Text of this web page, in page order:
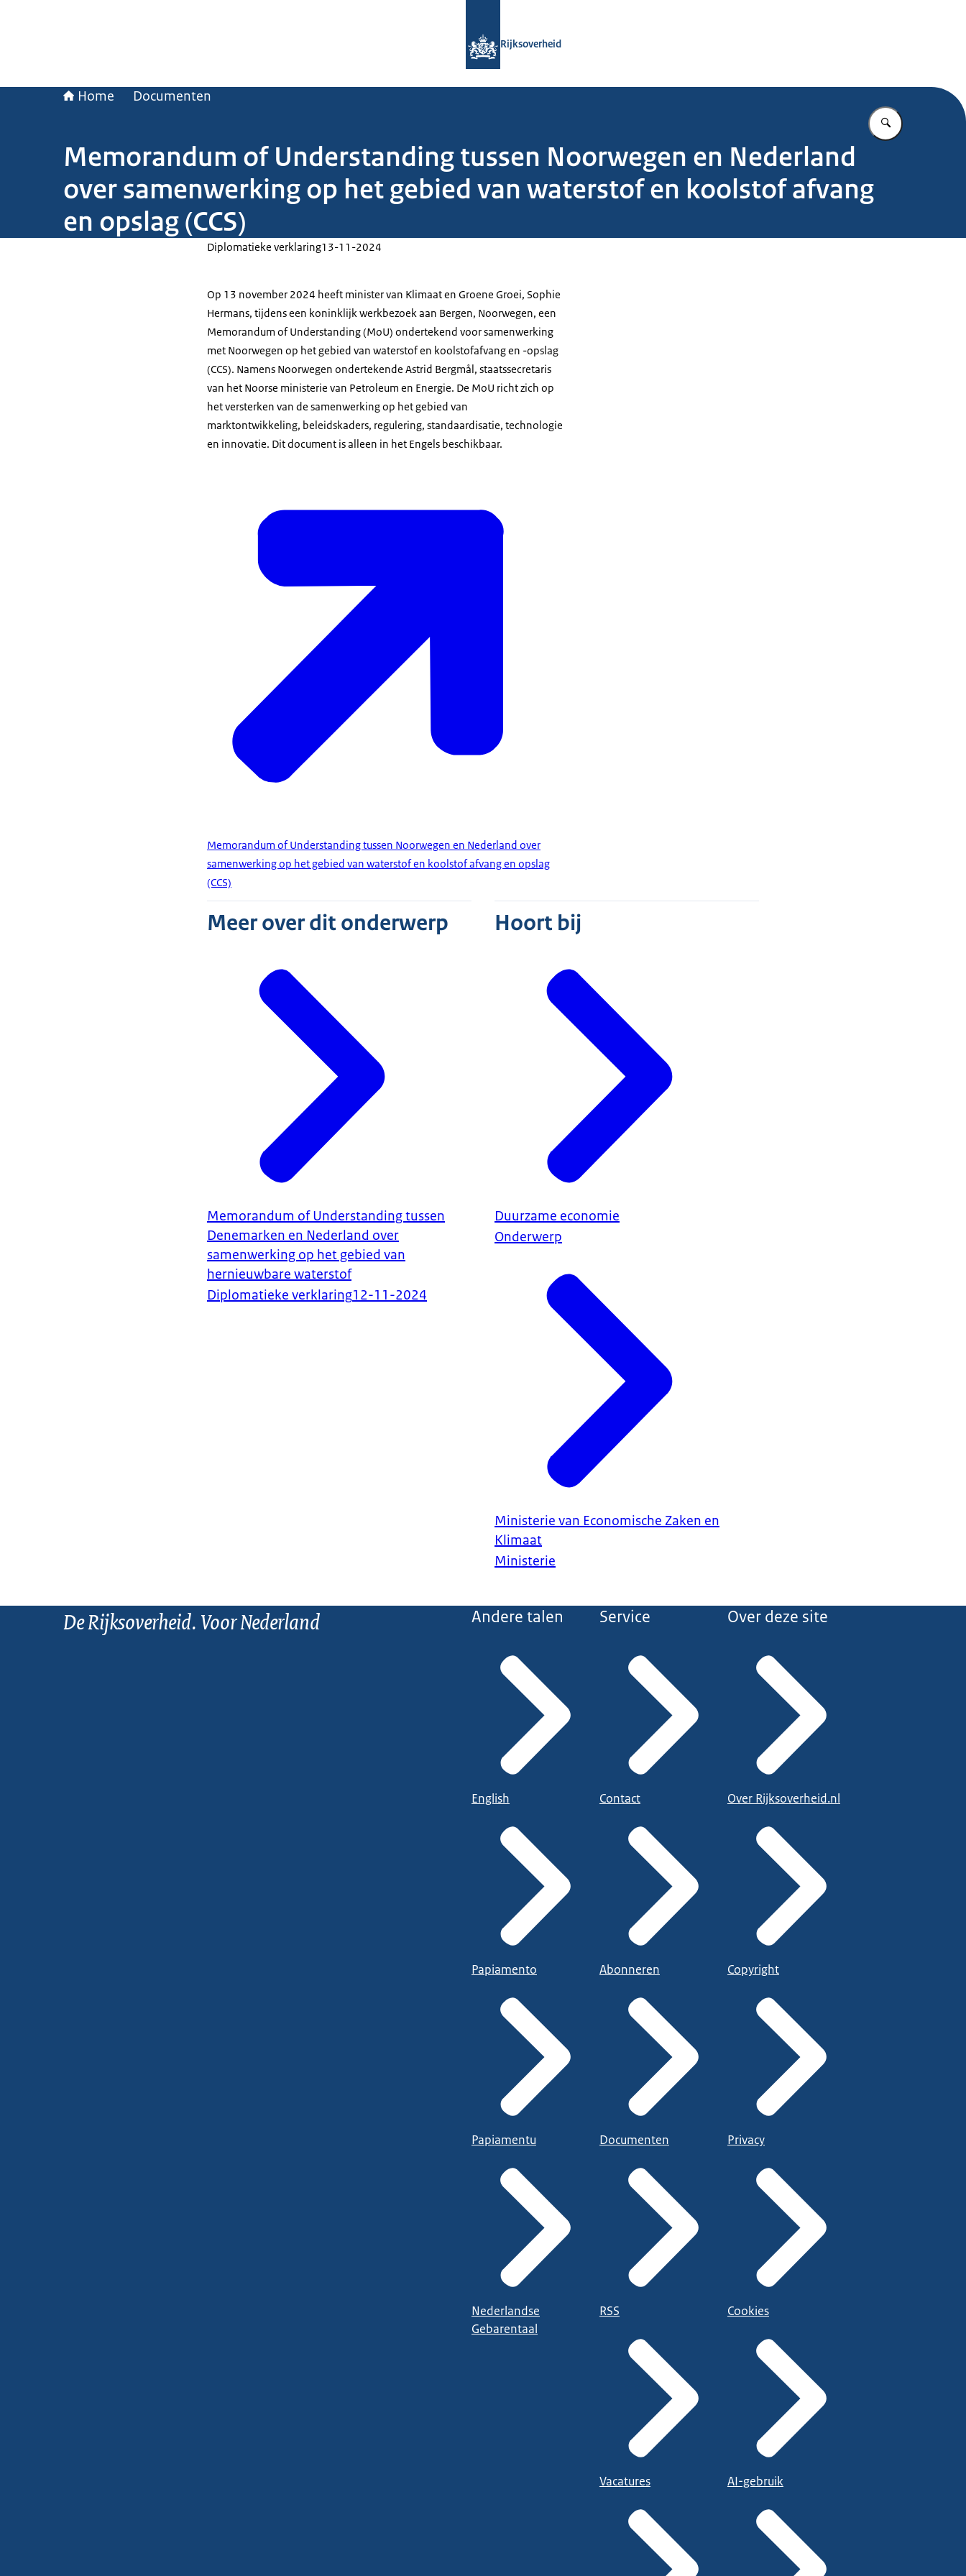
Rijksoverheid
Home Documenten
Vul in wat u
Memorandum of Understanding tussen Noorwegen en Nederland
over samenwerking op het gebied van waterstof en koolstof afvang
en opslag (CCS)
Diplomatieke verklaring13-11-2024
Op 13 november 2024 heeft minister van Klimaat en Groene Groei, Sophie
Hermans, tijdens een koninklijk werkbezoek aan Bergen, Noorwegen, een
Memorandum of Understanding (MoU) ondertekend voor samenwerking
met Noorwegen op het gebied van waterstof en koolstofafvang en -opslag
(CCS). Namens Noorwegen ondertekende Astrid Bergmål, staatssecretaris
van het Noorse ministerie van Petroleum en Energie. De MoU richt zich op
het versterken van de samenwerking op het gebied van
marktontwikkeling, beleidskaders, regulering, standaardisatie, technologie
en innovatie. Dit document is alleen in het Engels beschikbaar.
Memorandum of Understanding tussen Noorwegen en Nederland over
samenwerking op het gebied van waterstof en koolstof afvang en opslag
(CCS)
Meer over dit onderwerp
Memorandum of Understanding tussen
Denemarken en Nederland over
samenwerking op het gebied van
hernieuwbare waterstof
Diplomatieke verklaring12-11-2024
Hoort bij
Duurzame economie
Onderwerp
Ministerie van Economische Zaken en
Klimaat
Ministerie
De Rijksoverheid. Voor Nederland Andere talen
English
Papiamento
Papiamentu
Nederlandse
Gebarentaal
Service
Contact
Abonneren
Documenten
RSS
Vacatures
Over deze site
Over Rijksoverheid.nl
Copyright
Privacy
Cookies
AI-gebruik